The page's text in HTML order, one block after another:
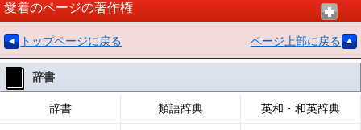
愛着のページの著作権
トップページに戻る ページ上部に戻る
辞書
辞書 類語辞典 英和・和英辞典